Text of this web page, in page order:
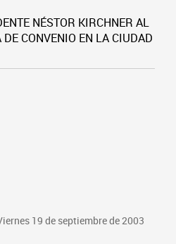
NÉSTOR KIRCHNER AL
CONVENIO EN LA CIUDAD
19 de septiembre de 2003